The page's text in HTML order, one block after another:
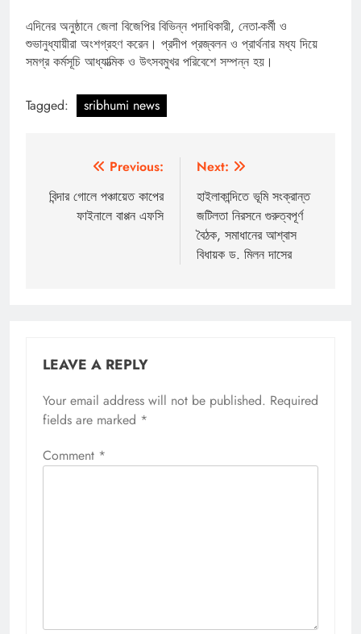
এদিনের অনুষ্ঠানে জেলা বিজেপির বিভিন্ন পদাধিকারী, নেতা-কর্মী ও
শুভানুধ্যায়ীরা অংশগ্রহণ করেন। প্রদীপ প্রজ্বলন ও প্রার্থনার মধ্য দিয়ে
সমগ্র কর্মসূচি আধ্যাত্মিক ও উৎসবমুখর পরিবেশে সম্পন্ন হয়।
Tagged: sribhumi news
navigation
Previous:
বিন্দার গোলে পঞ্চায়েত কাপের
ফাইনালে বাপ্পন এফসি
Next:
হাইলাকান্দিতে ভূমি সংক্রান্ত
জটিলতা নিরসনে গুরুত্বপূর্ণ
বৈঠক, সমাধানের আশ্বাস
বিধায়ক ড. মিলন দাসের
LEAVE A REPLY
Your email address will not be published. Required
fields are marked *
Comment *